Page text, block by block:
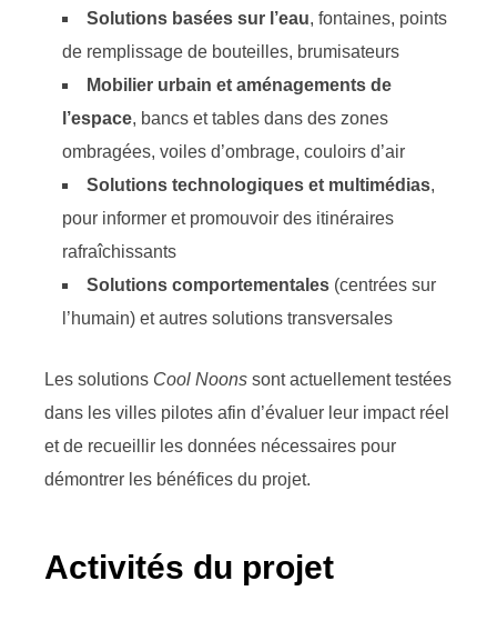
Solutions basées sur l’eau, fontaines, points
de remplissage de bouteilles, brumisateurs
Mobilier urbain et aménagements de
l’espace, bancs et tables dans des zones
ombragées, voiles d’ombrage, couloirs d’air
Solutions technologiques et multimédias,
pour informer et promouvoir des itinéraires
rafraîchissants
Solutions comportementales (centrées sur
l’humain) et autres solutions transversales
Les solutions Cool Noons sont actuellement testées
dans les villes pilotes afin d’évaluer leur impact réel
et de recueillir les données nécessaires pour
démontrer les bénéfices du projet.
Activités du projet